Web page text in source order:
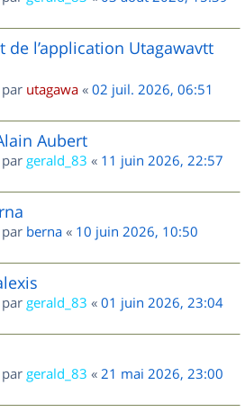
de l’application Utagawavtt
utagawa « 02 juil. 2026, 06:51
Aubert
gerald_83 « 11 juin 2026, 22:57
berna « 10 juin 2026, 10:50
gerald_83 « 01 juin 2026, 23:04
gerald_83 « 21 mai 2026, 23:00